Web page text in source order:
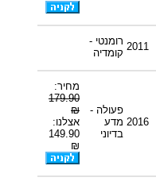
2011 רומנטי -
קומדיה
2016
פעולה -
מדע
בדיוני
מחיר:
179.90
₪
אצלנו:
149.90
₪